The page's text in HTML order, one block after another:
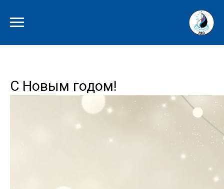
С Новым годом!